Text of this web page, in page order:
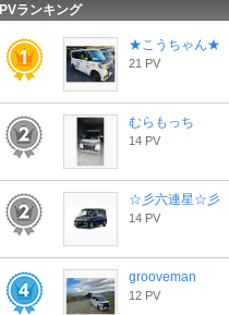
PVランキング
★こうちゃん★
21 PV
むらもっち
14 PV
☆彡六連星☆彡
14 PV
grooveman
12 PV